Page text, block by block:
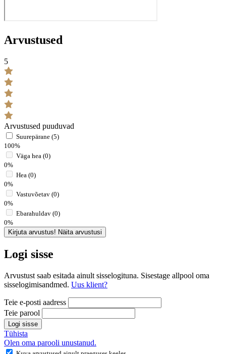
Arvustused
5
Arvustused puuduvad
Suurepärane (5)
100%
Väga hea (0)
0%
Hea (0)
0%
Vastuvõetav (0)
0%
Ebarahuldav (0)
0%
Kirjuta arvustus! Näita arvustusi
Logi sisse
Arvustust saab esitada ainult sisselogituna. Sisestage allpool oma
sisselogimisandmed. Uus klient?
Teie e-posti aadress
Teie parool
Logi sisse
Tühista
Olen oma parooli unustanud.